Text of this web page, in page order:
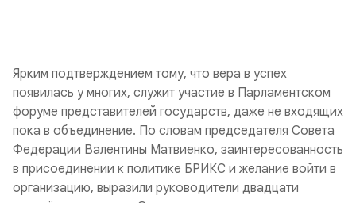
Ярким подтверждением тому, что вера в успех
появилась у многих, служит участие в Парламентском
форуме представителей государств, даже не входящих
пока в объединение. По словам председателя Совета
Федерации Валентины Матвиенко, заинтересованность
в присоединении к политике БРИКС и желание войти в
организацию, выразили руководители двадцати